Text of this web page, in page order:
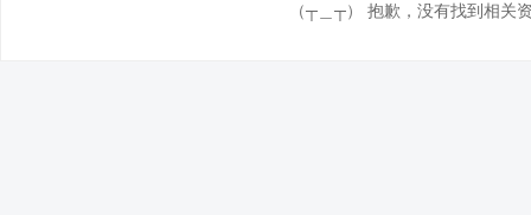
（┬＿┬） 抱歉，没有找到相关